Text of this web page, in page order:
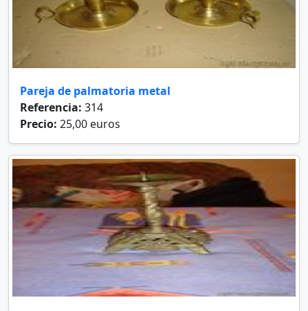
Pareja de palmatoria metal
Referencia: 314
Precio: 25,00 euros